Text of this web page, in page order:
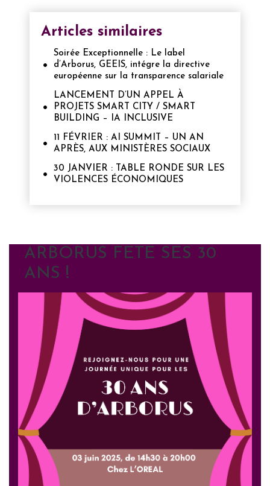
Articles similaires
Soirée Exceptionnelle : Le label
d’Arborus, GEEIS, intégre la directive
européenne sur la transparence salariale
LANCEMENT D’UN APPEL À
PROJETS SMART CITY / SMART
BUILDING – IA INCLUSIVE
11 FÉVRIER : AI SUMMIT – UN AN
APRÈS, AUX MINISTÈRES SOCIAUX
30 JANVIER : TABLE RONDE SUR LES
VIOLENCES ÉCONOMIQUES
ARBORUS FETE SES 30
ANS !